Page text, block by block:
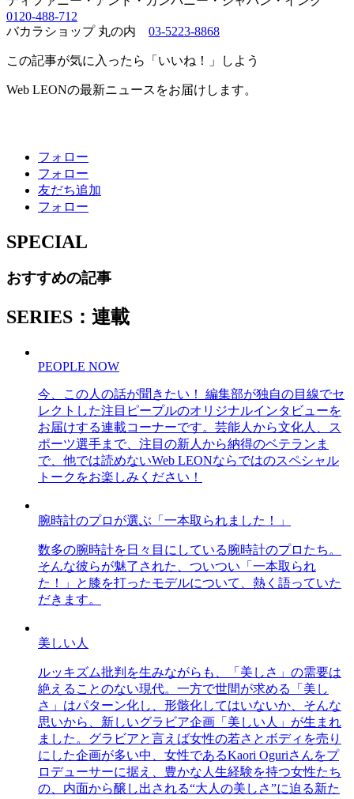
0120-488-712
バカラショップ 丸の内 03-5223-8868
この記事が気に入ったら「いいね！」しよう
Web LEONの最新ニュースをお届けします。
フォロー
フォロー
友だち追加
フォロー
SPECIAL
おすすめの記事
SERIES：連載
PEOPLE NOW
今、この人の話が聞きたい！ 編集部が独自の目線でセ
レクトした注目ピープルのオリジナルインタビューを
お届けする連載コーナーです。芸能人から文化人、ス
ポーツ選手まで、注目の新人から納得のベテランま
で、他では読めないWeb LEONならではのスペシャル
トークをお楽しみください！
腕時計のプロが選ぶ「一本取られました！」
数多の腕時計を日々目にしている腕時計のプロたち。
そんな彼らが魅了された、ついつい「一本取られ
た！」と膝を打ったモデルについて、熱く語っていた
だきます。
美しい人
ルッキズム批判を生みながらも、「美しさ」の需要は
絶えることのない現代。一方で世間が求める「美し
さ」はパターン化し、形骸化してはいないか、そんな
思いから、新しいグラビア企画「美しい人」が生まれ
ました。グラビアと言えば女性の若さとボディを売り
にした企画が多い中、女性であるKaori Oguriさんをプ
ロデューサーに据え、豊かな人生経験を持つ女性たち
の、内面から醸し出される“大人の美しさ”に迫る新た